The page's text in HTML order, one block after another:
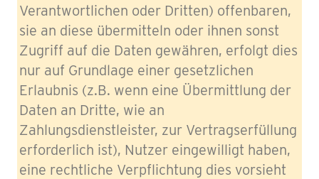
Verantwortlichen oder Dritten) offenbaren,
sie an diese übermitteln oder ihnen sonst
Zugriff auf die Daten gewähren, erfolgt dies
nur auf Grundlage einer gesetzlichen
Erlaubnis (z.B. wenn eine Übermittlung der
Daten an Dritte, wie an
Zahlungsdienstleister, zur Vertragserfüllung
erforderlich ist), Nutzer eingewilligt haben,
eine rechtliche Verpflichtung dies vorsieht